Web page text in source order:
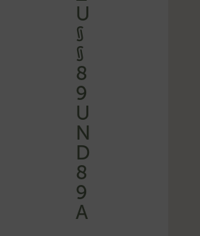
U
§
§
8
9
U
N
D
8
9
A